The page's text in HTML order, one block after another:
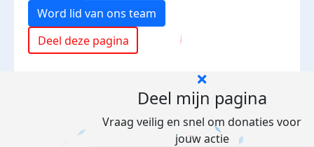
Word lid van ons team
Deel deze pagina
Deel mijn pagina
Vraag veilig en snel om donaties voor
jouw actie